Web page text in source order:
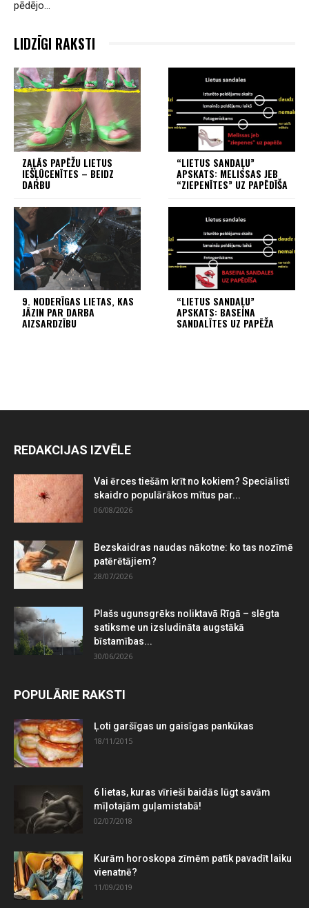
pēdējo…
LIDZĪGI RAKSTI
ZAĻĀS PAPĒŽU LIETUS
IEŠĻŪCENĪTES – BEIDZ
DARBU
“LIETUS SANDAĻU”
APSKATS: MELISSAS JEB
“ZIEPENĪTES” UZ PAPĒDĪŠA
9. NODERĪGAS LIETAS, KAS
JĀZIN PAR DARBA
AIZSARDZĪBU
“LIETUS SANDAĻU”
APSKATS: BASEINA
SANDALĪTES UZ PAPĒŽA
REDAKCIJAS IZVĒLE
Vai ērces tiešām krīt no kokiem? Speciālisti
skaidro populārākos mītus par...
06/08/2026
Bezskaidras naudas nākotne: ko tas nozīmē
patērētājiem?
28/07/2026
Plašs ugunsgrēks noliktavā Rīgā – slēgta
satiksme un izsludināta augstākā
bīstamības...
30/06/2026
POPULĀRIE RAKSTI
Ļoti garšīgas un gaisīgas pankūkas
18/11/2015
6 lietas, kuras vīrieši baidās lūgt savām
mīļotajām guļamistabā!
02/07/2018
Kurām horoskopa zīmēm patīk pavadīt laiku
vienatnē?
11/09/2019